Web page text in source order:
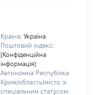
Країна: Україна
Поштовий індекс:
[Конфіденційна
інформація]
Автономна Республіка
Крим/область/місто зі
спеціальним статусом: